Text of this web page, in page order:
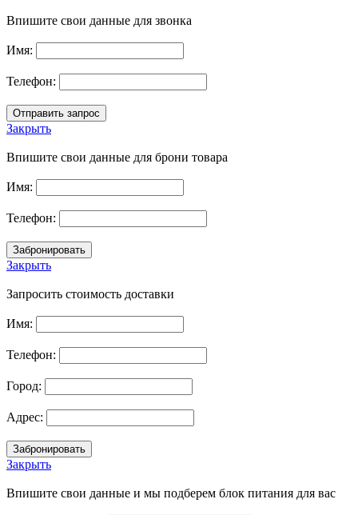
Впишите свои данные для звонка
Имя:
Телефон:
Закрыть
Впишите свои данные для брони товара
Имя:
Телефон:
Закрыть
Запросить стоимость доставки
Имя:
Телефон:
Город:
Адрес:
Закрыть
Впишите свои данные и мы подберем блок питания для вас